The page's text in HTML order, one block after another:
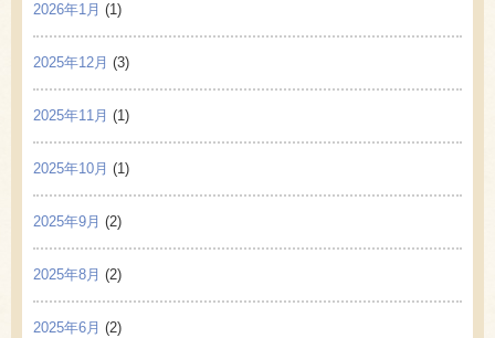
2026年1月 (1)
2025年12月 (3)
2025年11月 (1)
2025年10月 (1)
2025年9月 (2)
2025年8月 (2)
2025年6月 (2)